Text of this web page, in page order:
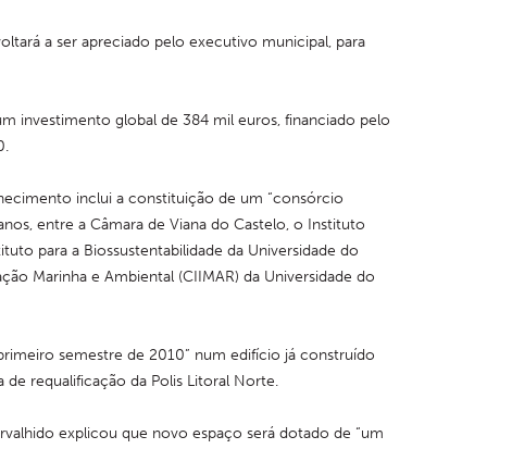
a ser apreciado pelo executivo municipal, para
investimento global de 384 mil euros, financiado pelo
inclui a constituição de um “consórcio
entre a Câmara de Viana do Castelo, o Instituto
para a Biossustentabilidade da Universidade do
Marinha e Ambiental (CIIMAR) da Universidade do
semestre de 2010” num edifício já construído
requalificação da Polis Litoral Norte.
explicou que novo espaço será dotado de “um